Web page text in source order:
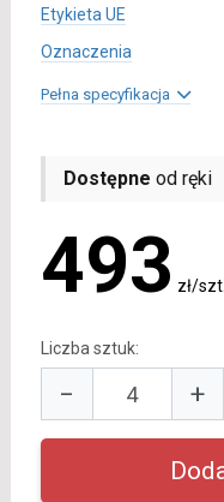
Etykieta UE
Oznaczenia
Pełna specyfikacja
Dostępne od ręki
493 zł/szt.
Liczba sztuk:
− +